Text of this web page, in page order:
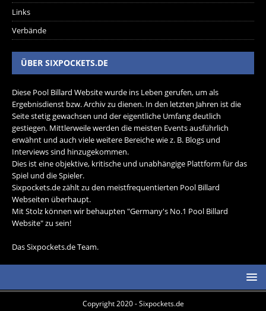
Links
Verbände
ÜBER SIXPOCKETS.DE
Diese Pool Billard Website wurde ins Leben gerufen, um als
Ergebnisdienst bzw. Archiv zu dienen. In den letzten Jahren ist die
Seite stetig gewachsen und der eigentliche Umfang deutlich
gestiegen. Mittlerweile werden die meisten Events ausführlich
erwähnt und auch viele weitere Bereiche wie z. B. Blogs und
Interviews sind hinzugekommen.
Dies ist eine objektive, kritische und unabhängige Plattform für das
Spiel und die Spieler.
Sixpockets.de zählt zu den meistfrequentierten Pool Billard
Webseiten überhaupt.
Mit Stolz können wir behaupten "Germany's No.1 Pool Billard
Website" zu sein!
Das Sixpockets.de Team.
Copyright 2020 - Sixpockets.de